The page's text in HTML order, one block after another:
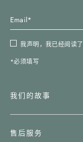
我声明，我已经阅读了
*必须填写
我们的故事
售后服务